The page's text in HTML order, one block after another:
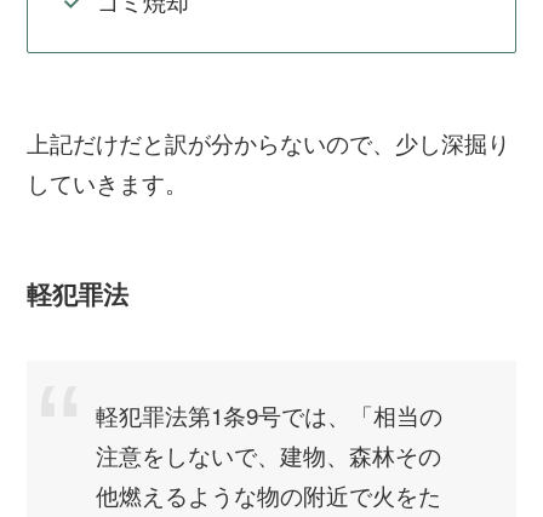
上記だけだと訳が分からないので、少し深掘り
していきます。
軽犯罪法
軽犯罪法第1条9号では、「相当の
注意をしないで、建物、森林その
他燃えるような物の附近で火をた